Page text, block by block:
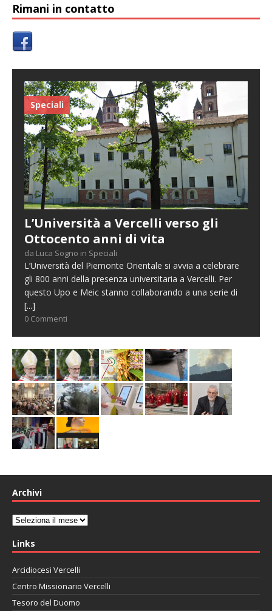
Rimani in contatto
Speciali
L’Università a Vercelli verso gli
Ottocento anni di vita
da Luca Sogno in Speciali
L’Università del Piemonte Orientale si avvia a celebrare
gli 800 anni della presenza universitaria a Vercelli. Per
questo Upo e Meic stanno collaborando a una serie di
[...]
0 Commenti
Archivi
Archivi
Links
Arcidiocesi Vercelli
Centro Missionario Vercelli
Tesoro del Duomo